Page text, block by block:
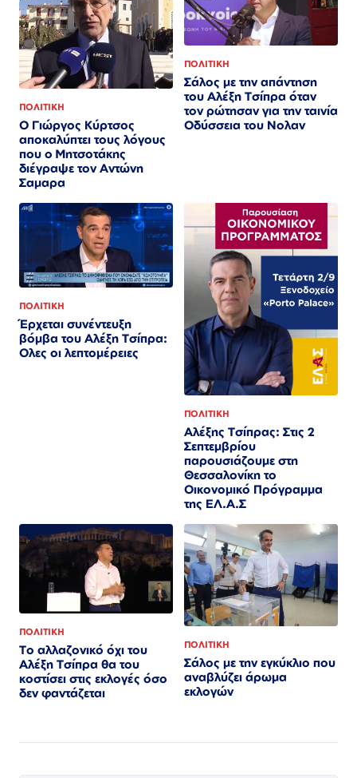
ΠΟΛΙΤΙΚΗ
Ο Γιώργος Κύρτσος
αποκαλύπτει τους λόγους
που ο Μητσοτάκης
διέγραψε τον Αντώνη
Σαμαρα
ΠΟΛΙΤΙΚΗ
Σάλος με την απάντηση
του Αλέξη Τσίπρα όταν
τον ρώτησαν για την ταινία
Οδύσσεια του Νολαν
ΠΟΛΙΤΙΚΗ
Έρχεται συνέντευξη
βόμβα του Αλέξη Τσίπρα:
Ολες οι λεπτομέρειες
ΠΟΛΙΤΙΚΗ
Αλέξης Τσίπρας: Στις 2
Σεπτεμβρίου
παρουσιάζουμε στη
Θεσσαλονίκη το
Οικονομικό Πρόγραμμα
της ΕΛ.Α.Σ
ΠΟΛΙΤΙΚΗ
Το αλλαζονικό όχι του
Αλέξη Τσίπρα θα του
κοστίσει στις εκλογές όσο
δεν φαντάζεται
ΠΟΛΙΤΙΚΗ
Σάλος με την εγκύκλιο που
αναβλύζει άρωμα
εκλογών